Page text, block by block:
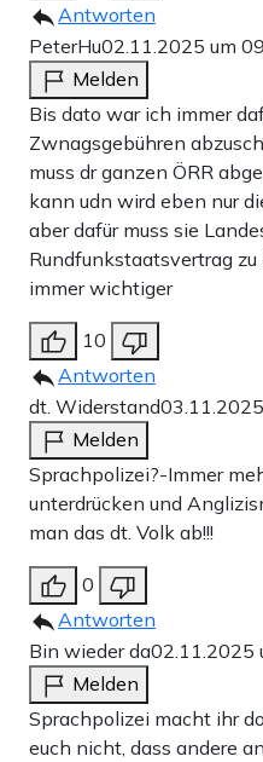
Antworten
PeterHu02.11.2025 um
Melden
Bis dato war ich immer
Zwnagsgebühren
muss dr ganzen ÖRR
kann udn wird eben nur
aber dafür muss sie
Rundfunkstaatsvertrag
immer wichtiger
10
Antworten
dt. Widerstand
Melden
Sprachpolizei?-Immer
unterdrücken und
man das dt. Volk ab!!!
0
Antworten
Bin wieder da02.11.2025
Melden
Sprachpolizei macht ihr
euch nicht, dass andere